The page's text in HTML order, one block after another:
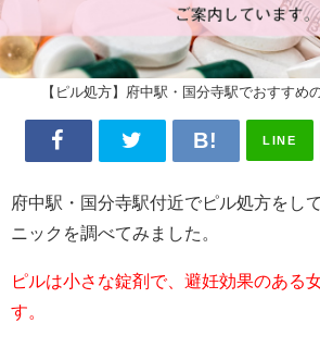
【ピル処方】府中駅・国分寺駅でおすすめ
LINE
府中駅・国分寺駅付近でピル処方をし
ニックを調べてみました。
ピルは小さな錠剤で、避妊効果のある
す。